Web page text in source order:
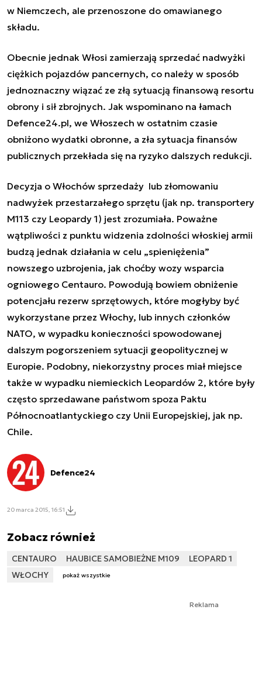
w Niemczech, ale przenoszone do omawianego
składu.
Obecnie jednak Włosi zamierzają sprzedać nadwyżki
ciężkich pojazdów pancernych, co należy w sposób
jednoznaczny wiązać ze złą sytuacją finansową resortu
obrony i sił zbrojnych. Jak wspominano na łamach
Defence24.pl, we Włoszech w ostatnim czasie
obniżono wydatki obronne, a zła sytuacja finansów
publicznych przekłada się na ryzyko dalszych redukcji.
Decyzja o Włochów sprzedaży lub złomowaniu
nadwyżek przestarzałego sprzętu (jak np. transportery
M113 czy Leopardy 1) jest zrozumiała. Poważne
wątpliwości z punktu widzenia zdolności włoskiej armii
budzą jednak działania w celu „spieniężenia”
nowszego uzbrojenia, jak choćby wozy wsparcia
ogniowego Centauro. Powodują bowiem obniżenie
potencjału rezerw sprzętowych, które mogłyby być
wykorzystane przez Włochy, lub innych członków
NATO, w wypadku konieczności spowodowanej
dalszym pogorszeniem sytuacji geopolitycznej w
Europie. Podobny, niekorzystny proces miał miejsce
także w wypadku niemieckich Leopardów 2, które były
często sprzedawane państwom spoza Paktu
Północnoatlantyckiego czy Unii Europejskiej, jak np.
Chile.
Defence24
20 marca 2015, 16:51
Zobacz również
CENTAURO HAUBICE SAMOBIEŻNE M109
LEOPARD 1
WŁOCHY
pokaż wszystkie
Reklama